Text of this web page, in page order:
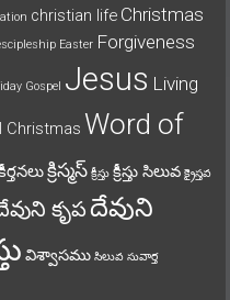
christian life Christmas
Easter Forgiveness
Gospel Jesus Living
Christmas Word of
క్రిస్మస్ క్రీస్తు క్రీస్తు సిలువ క్రైస్తవ
కృపదేవుని
విశ్వాసము సిలువ సువార్త